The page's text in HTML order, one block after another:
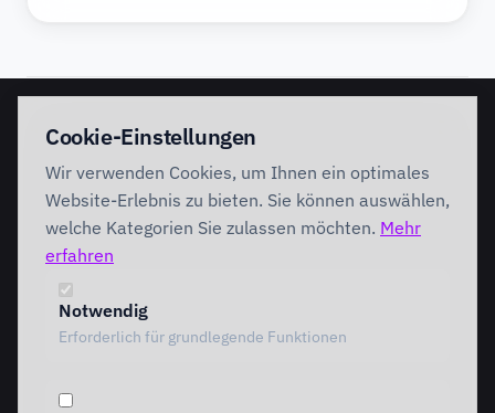
Discovery Workshop
Förderung
INTERVENTION
AI Intervention
AI Governance
Foundation
Performing
Branchenlösungen
Special Governance
Cookie-Einstellungen
Wir verwenden Cookies, um Ihnen ein optimales
Website-Erlebnis zu bieten. Sie können auswählen,
welche Kategorien Sie zulassen möchten. Mehr
erfahren
Notwendig
Erforderlich für grundlegende Funktionen